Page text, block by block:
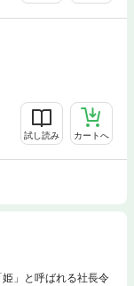
試し読み カートへ
」と呼ばれる社長令